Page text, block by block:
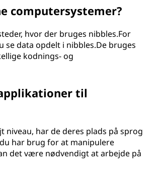
computersystemer?
hvor der bruges nibbles.For
se data opdelt i nibbles.De bruges
kodnings- og
til
har de deres plads på sprog
har brug for at manipulere
det være nødvendigt at arbejde på